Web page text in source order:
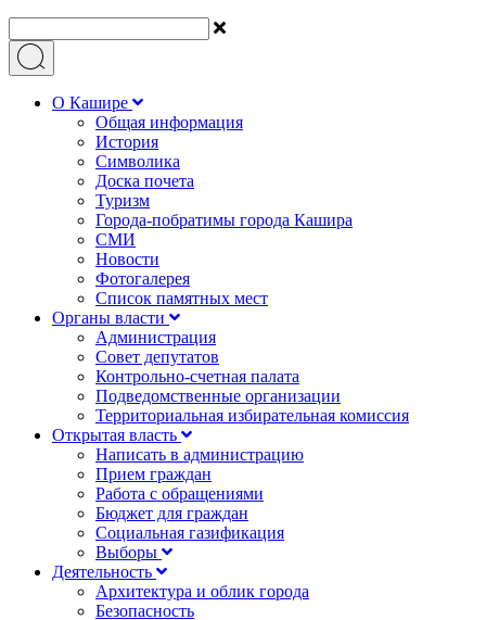
О Кашире
Общая информация
История
Символика
Доска почета
Туризм
Города-побратимы города Кашира
СМИ
Новости
Фотогалерея
Список памятных мест
Органы власти
Администрация
Совет депутатов
Контрольно-счетная палата
Подведомственные организации
Территориальная избирательная комиссия
Открытая власть
Написать в администрацию
Прием граждан
Работа с обращениями
Бюджет для граждан
Социальная газификация
Выборы
Деятельность
Архитектура и облик города
Безопасность